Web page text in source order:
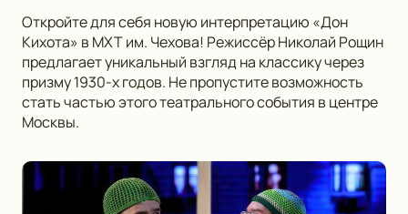
Откройте для себя новую интерпретацию «Дон
Кихота» в МХТ им. Чехова! Режиссёр Николай Рощин
предлагает уникальный взгляд на классику через
призму 1930-х годов. Не пропустите возможность
стать частью этого театрального события в центре
Москвы.